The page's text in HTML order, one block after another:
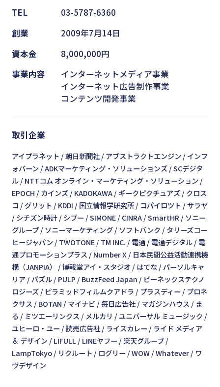
TEL
03-5787-6360
創業
2009年7月14日
資本金
8,000,000円
事業内容
インターネットメディア事業
インターネット広告制作事業
コンテンツ開発事業
取引企業
アイプラネット 朝日新聞社 アブストラクトエンジン
インフ
ォバーン ADKマーケティング・ソリューションズ SCデジタ
ル
NTTコム オンライン・マーケティング・ソリューション
EPOCH
カインズ KADOKAWA ギークピクチュアズ
クロス
コ
グリット KDDI 国立情報学研究所 コパイロツト
サラヤ
シチズン時計
シプー SIMONE CINRA SmartHR
ソニー
グループ
ソニーマーケティング ソフトバンク
タリーズコー
ヒージャパン
TWOTONE TM INC. 電通 電通デジタル
電
通プロモーションプラス
Number X
日本民間公益活動連携機
構（JANPIA）
博報堂アイ・スタジオ はてな
パーソルキャ
リア
パズル PULP BuzzFeed Japan
ビーネックステクノ
ロジーズ
ピラミッドフィルムクアドラ プラスディー
プロネ
クサス
BOTAN マイナビ 毎日広告社 マガジンハウス
ま
る
ミツエーリンクス メルカリ
ユニバーサル ミュージック
ユヒーロ・ユー
読売広告社 ライスカレー
ライド メディア
＆ デザイン
LIFULL LINEヤフー
楽天グループ
LampTokyo
リクルート ログリー WOW Whatever
ワ
ヴデザイン